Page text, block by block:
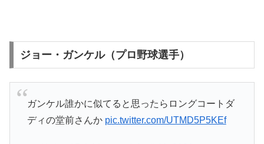
ジョー・ガンケル（プロ野球選手）
ガンケル誰かに似てると思ったらロングコートダ
ディの堂前さんか pic.twitter.com/UTMD5P5KEf